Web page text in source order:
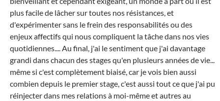
plus facile de lâcher sur toutes nos résistances, et
d'expérimenter sans le frein des responsabilités ou des
enjeux affectifs qui nous compliquent la tâche dans nos vies
quotidiennes.... Au final, j'ai le sentiment que j'ai davantage
grandi dans chacun des stages qu'en plusieurs années de vie...
même si c'est complètement biaisé, car je vois bien aussi
combien depuis le premier stage, c'est aussi tout ce que j'ai pu
réinjecter dans mes relations à moi-même et autres au